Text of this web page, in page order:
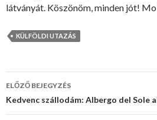
látványát. Köszönöm, minden jót!
KÜLFÖLDI UTAZÁS
Bejegyzés
ELŐZŐ BEJEGYZÉS
Kedvenc szállodám: Albergo del Sole